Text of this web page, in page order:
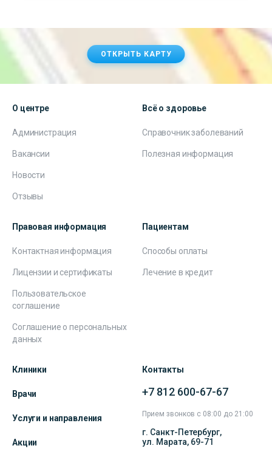
ОТКРЫТЬ КАРТУ
О центре
Администрация
Вакансии
Новости
Отзывы
Всё о здоровье
Справочник заболеваний
Полезная информация
Правовая информация
Контактная информация
Лицензии и сертификаты
Пользовательское
соглашение
Соглашение о персональных
данных
Пациентам
Способы оплаты
Лечение в кредит
Клиники
Врачи
Услуги и направления
Акции
Контакты
+7 812 600-67-67
Прием звонков с 08:00 до 21:00
г. Санкт-Петербург,
ул. Марата, 69-71